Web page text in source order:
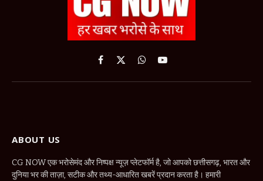
Facebook
X
WhatsApp
YouTube
ABOUT US
CG NOW एक भरोसेमंद और निष्पक्ष न्यूज़ प्लेटफॉर्म है, जो आपको छत्तीसगढ़, भारत और
दुनिया भर की ताज़ा, सटीक और तथ्य-आधारित खबरें प्रदान करता है। हमारी